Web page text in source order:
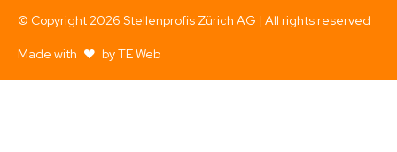
© Copyright 2026 Stellenprofis Zürich AG | All rights reserved
Made with by TE Web